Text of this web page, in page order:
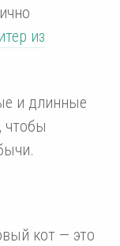
из
и длинные
чтобы
кот — это